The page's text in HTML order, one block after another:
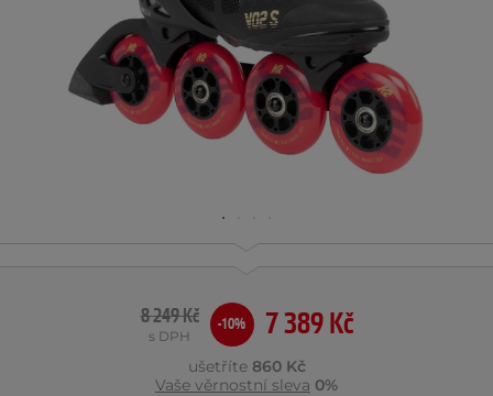
7 389 Kč
8 249 Kč
s DPH
-10%
ušetříte 860 Kč
Vaše věrnostní sleva 0%